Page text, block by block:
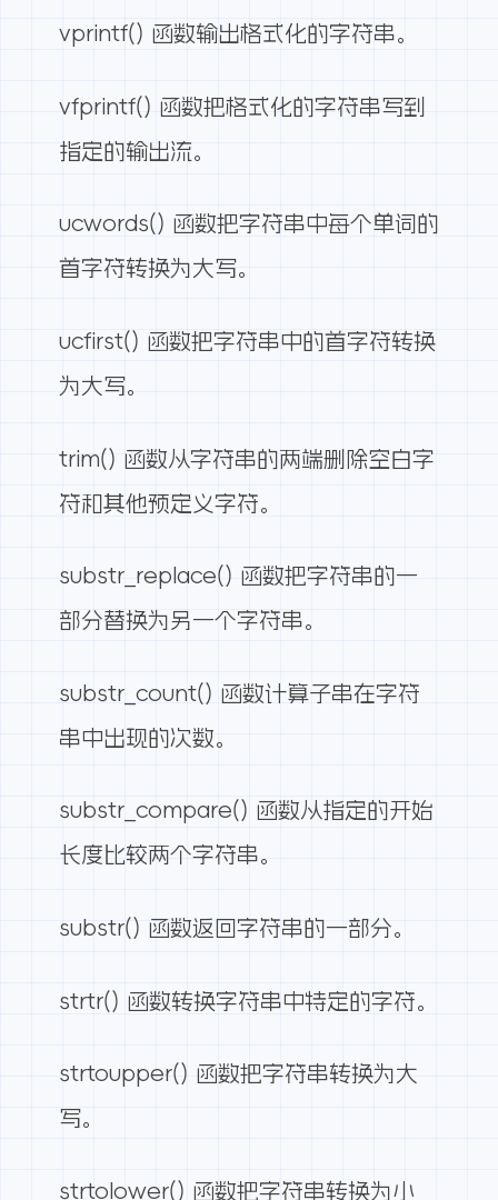
vprintf() 函数输出格式化的字符串。
vfprintf() 函数把格式化的字符串写到
指定的输出流。
ucwords() 函数把字符串中每个单词的
首字符转换为大写。
ucfirst() 函数把字符串中的首字符转换
为大写。
trim() 函数从字符串的两端删除空白字
符和其他预定义字符。
substr_replace() 函数把字符串的一
部分替换为另一个字符串。
substr_count() 函数计算子串在字符
串中出现的次数。
substr_compare() 函数从指定的开始
长度比较两个字符串。
substr() 函数返回字符串的一部分。
strtr() 函数转换字符串中特定的字符。
strtoupper() 函数把字符串转换为大
写。
strtolower() 函数把字符串转换为小